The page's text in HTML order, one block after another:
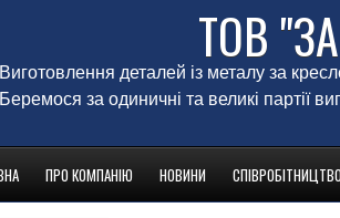
ТОВ
Виготовлення деталей із металу за
Беремося за одиничні та великі партії
ПРО КОМПАНІЮ НОВИНИ